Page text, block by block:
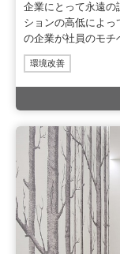
企業にとって永遠の
ションの高低によっ
の企業が社員のモチ
環境改善